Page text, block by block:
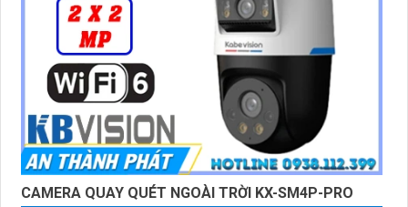
CAMERA QUAY QUÉT NGOÀI TRỜI KX-SM4P-PRO